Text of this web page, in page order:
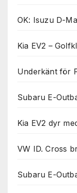
OK: Isuzu D-
Kia EV2 –
Underkänt för
Subaru E-
Kia EV2 dyr
VW ID. Cross
Subaru E-